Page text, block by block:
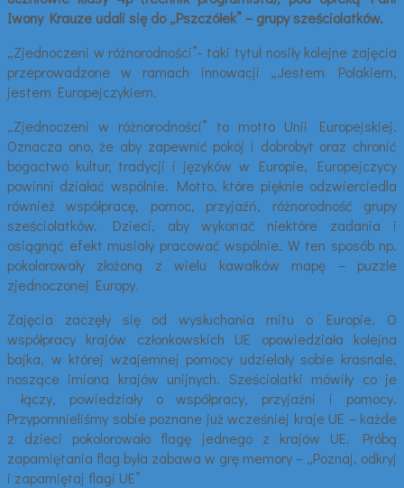
Iwony Krauze udali się do „Pszczółek” – grupy sześciolatków.
„Zjednoczeni w różnorodności”- taki tytuł nosiły kolejne zajęcia
przeprowadzone w ramach innowacji „Jestem Polakiem,
jestem Europejczykiem.
„Zjednoczeni w różnorodności” to motto Unii Europejskiej.
Oznacza ono, że aby zapewnić pokój i dobrobyt oraz chronić
bogactwo kultur, tradycji i języków w Europie, Europejczycy
powinni działać wspólnie. Motto, które pięknie odzwierciedla
również współpracę, pomoc, przyjaźń, różnorodność grupy
sześciolatków. Dzieci, aby wykonać niektóre zadania i
osiągnąć efekt musiały pracować wspólnie. W ten sposób np.
pokolorowały złożoną z wielu kawałków mapę – puzzle
zjednoczonej Europy.
Zajęcia zaczęły się od wysłuchania mitu o Europie. O
współpracy krajów członkowskich UE opowiedziała kolejna
bajka, w której wzajemnej pomocy udzielały sobie krasnale,
noszące imiona krajów unijnych. Sześciolatki mówiły co je
łączy, powiedziały o współpracy, przyjaźni i pomocy.
Przypomnieliśmy sobie poznane już wcześniej kraje UE – każde
z dzieci pokolorowało flagę jednego z krajów UE. Próbą
zapamiętania flag była zabawa w grę memory – „Poznaj, odkryj
i zapamiętaj flagi UE”